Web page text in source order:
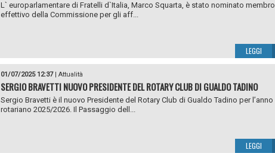
L` europarlamentare di Fratelli d`Italia, Marco Squarta, è stato nominato membro
effettivo della Commissione per gli aff...
LEGGI
01/07/2025 12:37| Attualità
SERGIO BRAVETTI NUOVO PRESIDENTE DEL ROTARY CLUB DI GUALDO TADINO
Sergio Bravetti è il nuovo Presidente del Rotary Club di Gualdo Tadino per l’anno
rotariano 2025/2026. Il Passaggio dell...
LEGGI